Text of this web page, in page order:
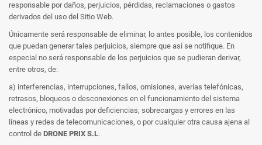
responsable por daños, perjuicios, pérdidas, reclamaciones o gastos
derivados del uso del Sitio Web.
Únicamente será responsable de eliminar, lo antes posible, los contenidos
que puedan generar tales perjuicios, siempre que así se notifique. En
especial no será responsable de los perjuicios que se pudieran derivar,
entre otros, de:
a) interferencias, interrupciones, fallos, omisiones, averías telefónicas,
retrasos, bloqueos o desconexiones en el funcionamiento del sistema
electrónico, motivadas por deficiencias, sobrecargas y errores en las
líneas y redes de telecomunicaciones, o por cualquier otra causa ajena al
control de DRONE PRIX S.L.